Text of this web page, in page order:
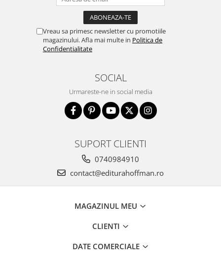
Vreau sa primesc newsletter cu promotiile
magazinului. Afla mai multe in Politica de
Confidentialitate
SOCIAL
Urmareste-ne in social media
SUPORT CLIENTI
0740984910
contact@editurahoffman.ro
MAGAZINUL MEU
CLIENTI
DATE COMERCIALE